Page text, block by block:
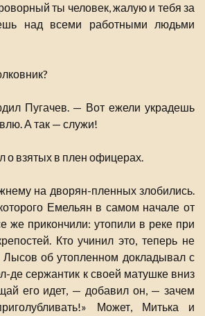
ты человек, жалую и тебя за
над всеми работными людьми
Пугачев. — Вот ежели украдешь
А так — служи!
о взятых в плен офицерах.
на дворян-пленных злобились.
Емельян в самом начале от
же прикончили: утопили в реке при
Кто учинил это, теперь не
об утопленном докладывал с
де сержантик к своей матушке вниз
его идет, — добавил он, — зачем
Может, Митька и